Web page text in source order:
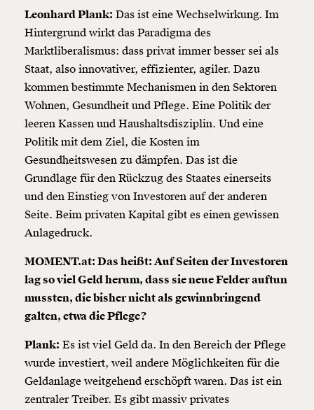
Leonhard Plank: Das ist eine Wechselwirkung. Im
Hintergrund wirkt das Paradigma des
Marktliberalismus: dass privat immer besser sei als
Staat, also innovativer, effizienter, agiler. Dazu
kommen bestimmte Mechanismen in den Sektoren
Wohnen, Gesundheit und Pflege. Eine Politik der
leeren Kassen und Haushaltsdisziplin. Und eine
Politik mit dem Ziel, die Kosten im
Gesundheitswesen zu dämpfen. Das ist die
Grundlage für den Rückzug des Staates einerseits
und den Einstieg von Investoren auf der anderen
Seite. Beim privaten Kapital gibt es einen gewissen
Anlagedruck.
MOMENT.at: Das heißt: Auf Seiten der Investoren
lag so viel Geld herum, dass sie neue Felder auftun
mussten, die bisher nicht als gewinnbringend
galten, etwa die Pflege?
Plank: Es ist viel Geld da. In den Bereich der Pflege
wurde investiert, weil andere Möglichkeiten für die
Geldanlage weitgehend erschöpft waren. Das ist ein
zentraler Treiber. Es gibt massiv privates